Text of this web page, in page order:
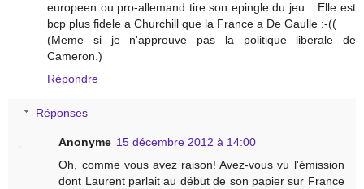
europeen ou pro-allemand tire son epingle du jeu... Elle est
bcp plus fidele a Churchill que la France a De Gaulle :-((
(Meme si je n'approuve pas la politique liberale de
Cameron.)
Répondre
Réponses
Anonyme 15 décembre 2012 à 14:00
Oh, comme vous avez raison! Avez-vous vu l'émission
dont Laurent parlait au début de son papier sur France